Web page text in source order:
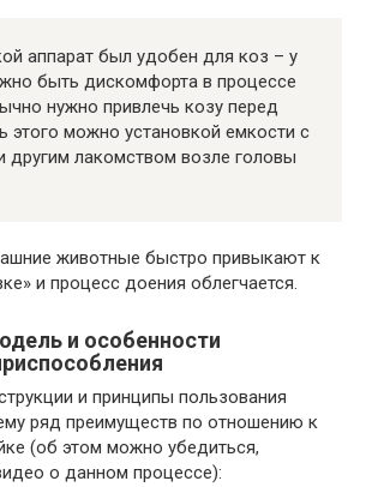
аппарат был удобен для коз – у
быть дискомфорта в процессе
нужно привлечь козу перед
этого можно установкой емкости с
лакомством возле головы
животные быстро привыкают к
и процесс доения облегчается.
и особенности
и принципы пользования
ряд преимуществ по отношению к
(об этом можно убедиться,
о данном процессе):